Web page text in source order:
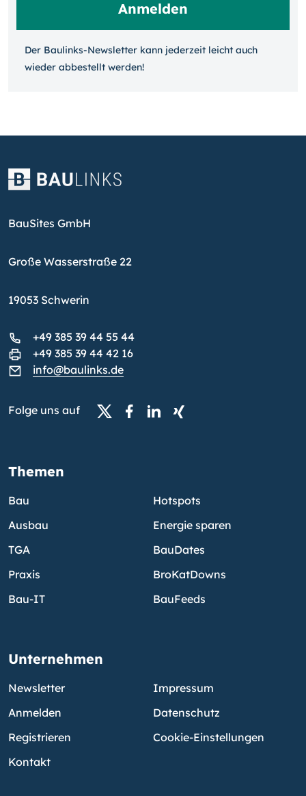
Der Baulinks-Newsletter kann jeder­zeit leicht auch
wieder ab­bestellt werden!
BauSites GmbH
Große Wasserstraße 22
19053 Schwerin
+49 385 39 44 55 44
+49 385 39 44 42 16
info@baulinks.de
Folge uns auf
Themen
Bau
Ausbau
TGA
Praxis
Bau-IT
Hotspots
Energie sparen
BauDates
BroKatDowns
BauFeeds
Unternehmen
Newsletter
Anmelden
Registrieren
Kontakt
Impressum
Datenschutz
Cookie-Einstellungen